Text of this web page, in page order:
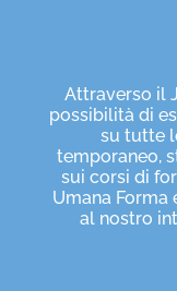
Attraverso il
possibilità di
su tutte
temporaneo,
sui corsi di
Umana
al nostro